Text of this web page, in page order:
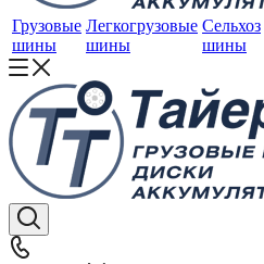
Грузовые
шины
Легкогрузовые
шины
Сельхоз
шины